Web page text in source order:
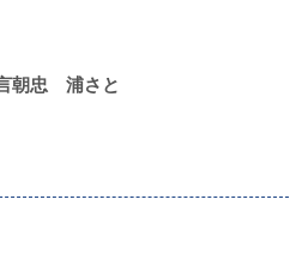
朝忠 浦さと